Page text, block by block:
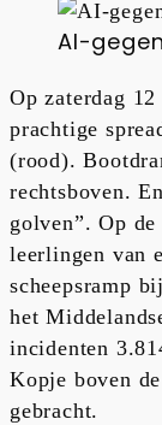
AI-
Op zaterdag
prachtige
(rood).
rechtsboven.
golven”. Op
leerlingen van
scheepsramp
het
incidenten
Kopje boven
gebracht.